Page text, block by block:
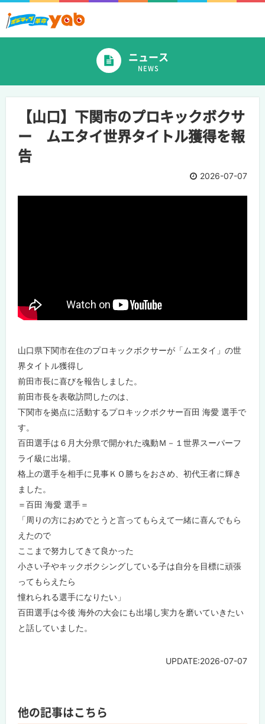
ニュース
NEWS
【山口】下関市のプロキックボクサ
ー ムエタイ世界タイトル獲得を報
告
2026-07-07
山口県下関市在住のプロキックボクサーが「ムエタイ」の世
界タイトル獲得し
前田市長に喜びを報告しました。
前田市長を表敬訪問したのは、
下関市を拠点に活動するプロキックボクサー百田 海愛 選手で
す。
百田選手は６月大分県で開かれた魂動Ｍ－１世界スーパーフ
ライ級に出場。
格上の選手を相手に見事ＫＯ勝ちをおさめ、初代王者に輝き
ました。
＝百田 海愛 選手＝
「周りの方におめでとうと言ってもらえて一緒に喜んでもら
えたので
ここまで努力してきて良かった
小さい子やキックボクシングしている子は自分を目標に頑張
ってもらえたら
憧れられる選手になりたい」
百田選手は今後 海外の大会にも出場し実力を磨いていきたい
と話していました。
UPDATE:2026-07-07
他の記事はこちら